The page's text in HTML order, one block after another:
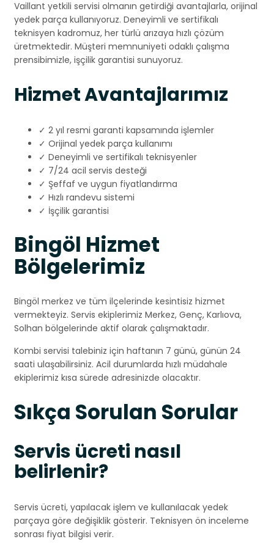
Vaillant yetkili servisi olmanın getirdiği avantajlarla, orijinal
yedek parça kullanıyoruz. Deneyimli ve sertifikalı
teknisyen kadromuz, her türlü arızaya hızlı çözüm
üretmektedir. Müşteri memnuniyeti odaklı çalışma
prensibimizle, işçilik garantisi sunuyoruz.
Hizmet Avantajlarımız
✓ 2 yıl resmi garanti kapsamında işlemler
✓ Orijinal yedek parça kullanımı
✓ Deneyimli ve sertifikalı teknisyenler
✓ 7/24 acil servis desteği
✓ Şeffaf ve uygun fiyatlandırma
✓ Hızlı randevu sistemi
✓ İşçilik garantisi
Bingöl Hizmet
Bölgelerimiz
Bingöl merkez ve tüm ilçelerinde kesintisiz hizmet
vermekteyiz. Servis ekiplerimiz Merkez, Genç, Karlıova,
Solhan bölgelerinde aktif olarak çalışmaktadır.
Kombi servisi talebiniz için haftanın 7 günü, günün 24
saati ulaşabilirsiniz. Acil durumlarda hızlı müdahale
ekiplerimiz kısa sürede adresinizde olacaktır.
Sıkça Sorulan Sorular
Servis ücreti nasıl
belirlenir?
Servis ücreti, yapılacak işlem ve kullanılacak yedek
parçaya göre değişiklik gösterir. Teknisyen ön inceleme
sonrası fiyat bilgisi verir.